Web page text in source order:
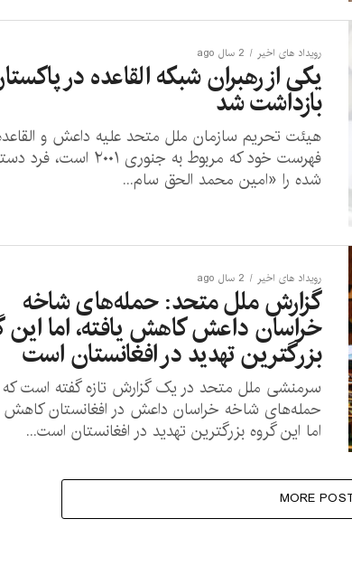
رویداد های اخیر 2 سال ago
یکی از رهبران شبکه القاعده در
بازداشت شد
هیئت تحریم سازمان ملل متحد علیه داعش و
فهرست خود که مربوط به جنوری ۲۰۰۱
شده را «امین محمد الحق سام...
رویداد های اخیر 2 سال ago
گزارش ملل متحد: حمله‌های شاخه
خراسان داعش کاهش یافته، اما این
بزرگترین تهدید در افغانستان است
سرمنشی ملل متحد در یک گزارش تازه گفته است که
حمله‌های شاخه خراسان داعش در افغانستان کاهش
اما این گروه بزرگترین تهدید در افغانستان است...
MORE